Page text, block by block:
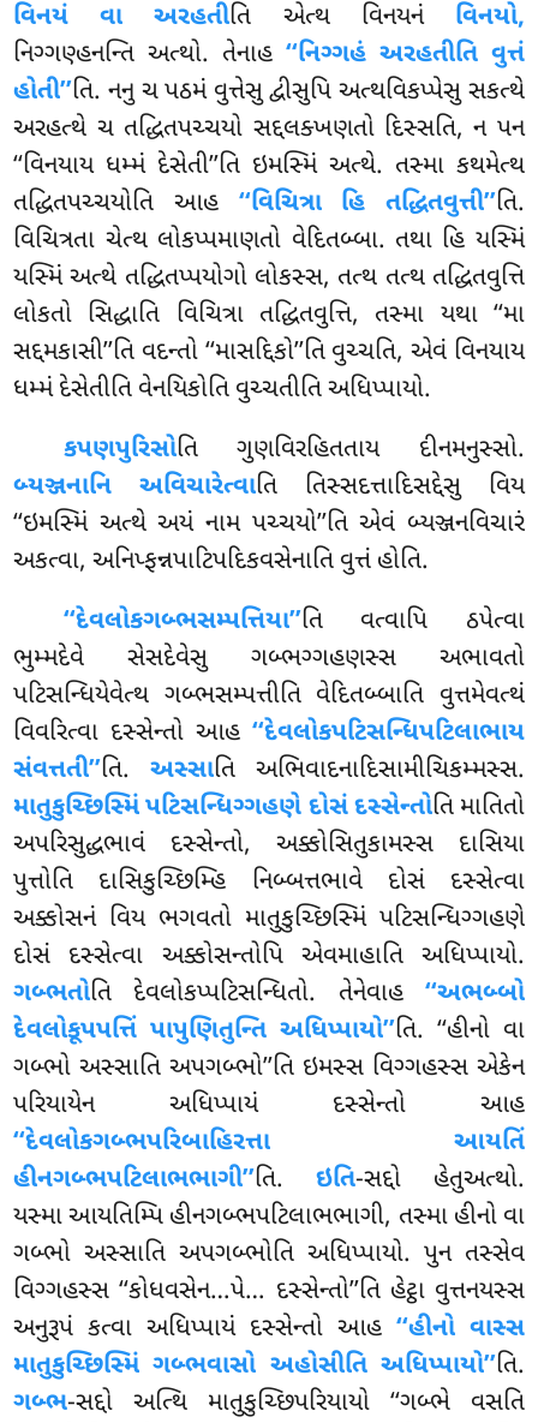
વિનયં વા અરહતીતિ એત્થ વિનયનં વિનયો,
નિગ્ગણ્હનન્તિ અત્થો. તેનાહ ‘‘નિગ્ગહં અરહતીતિ વુત્તં
હોતી’’તિ. નનુ ચ પઠમં વુત્તેસુ દ્વીસુપિ અત્થવિકપ્પેસુ સકત્થે
અરહત્થે ચ તદ્ધિતપચ્ચયો સદ્દલક્ખણતો દિસ્સતિ, ન પન
‘‘વિનયાય ધમ્મં દેસેતી’’તિ ઇમસ્મિં અત્થે. તસ્મા કથમેત્થ
તદ્ધિતપચ્ચયોતિ આહ ‘‘વિચિત્રા હિ તદ્ધિતવુત્તી’’તિ.
વિચિત્રતા ચેત્થ લોકપ્પમાણતો વેદિતબ્બા. તથા હિ યસ્મિં
યસ્મિં અત્થે તદ્ધિતપ્પયોગો લોકસ્સ, તત્થ તત્થ તદ્ધિતવુત્તિ
લોકતો સિદ્ધાતિ વિચિત્રા તદ્ધિતવુત્તિ, તસ્મા યથા ‘‘મા
સદ્દમકાસી’’તિ વદન્તો ‘‘માસદ્દિકો’’તિ વુચ્ચતિ, એવં વિનયાય
ધમ્મં દેસેતીતિ વેનયિકોતિ વુચ્ચતીતિ અધિપ્પાયો.
કપણપુરિસોતિ ગુણવિરહિતતાય દીનમનુસ્સો.
બ્યઞ્જનાનિ અવિચારેત્વાતિ તિસ્સદત્તાદિસદ્દેસુ વિય
‘‘ઇમસ્મિં અત્થે અયં નામ પચ્ચયો’’તિ એવં બ્યઞ્જનવિચારં
અકત્વા, અનિપ્ફન્નપાટિપદિકવસેનાતિ વુત્તં હોતિ.
‘‘દેવલોકગબ્ભસમ્પત્તિયા’’તિ વત્વાપિ ઠપેત્વા
ભુમ્મદેવે સેસદેવેસુ ગબ્ભગ્ગહણસ્સ અભાવતો
પટિસન્ધિયેવેત્થ ગબ્ભસમ્પત્તીતિ વેદિતબ્બાતિ વુત્તમેવત્થં
વિવરિત્વા દસ્સેન્તો આહ ‘‘દેવલોકપટિસન્ધિપટિલાભાય
સંવત્તતી’’તિ. અસ્સાતિ અભિવાદનાદિસામીચિકમ્મસ્સ.
માતુકુચ્છિસ્મિંપટિસન્ધિગ્ગહણે દોસં દસ્સેન્તોતિ માતિતો
અપરિસુદ્ધભાવં દસ્સેન્તો, અક્કોસિતુકામસ્સ દાસિયા
પુત્તોતિ દાસિકુચ્છિમ્હિ નિબ્બત્તભાવે દોસં દસ્સેત્વા
અક્કોસનં વિય ભગવતો માતુકુચ્છિસ્મિં પટિસન્ધિગ્ગહણે
દોસં દસ્સેત્વા અક્કોસન્તોપિ એવમાહાતિ અધિપ્પાયો.
ગબ્ભતોતિ દેવલોકપ્પટિસન્ધિતો. તેનેવાહ ‘‘અભબ્બો
દેવલોકૂપપત્તિં પાપુણિતુન્તિ અધિપ્પાયો’’તિ. ‘‘હીનો વા
ગબ્ભો અસ્સાતિ અપગબ્ભો’’તિ ઇમસ્સ વિગ્ગહસ્સ એકેન
પરિયાયેન અધિપ્પાયં દસ્સેન્તો આહ
‘‘દેવલોકગબ્ભપરિબાહિરત્તા આયતિં
હીનગબ્ભપટિલાભભાગી’’તિ. ઇતિ-સદ્દો હેતુઅત્થો.
યસ્મા આયતિમ્પિ હીનગબ્ભપટિલાભભાગી, તસ્મા હીનો વા
ગબ્ભો અસ્સાતિ અપગબ્ભોતિ અધિપ્પાયો. પુન તસ્સેવ
વિગ્ગહસ્સ ‘‘કોધવસેન…પે… દસ્સેન્તો’’તિ હેટ્ઠા વુત્તનયસ્સ
અનુરૂપં કત્વા અધિપ્પાયં દસ્સેન્તો આહ ‘‘હીનો વાસ્સ
માતુકુચ્છિસ્મિં ગબ્ભવાસો અહોસીતિ અધિપ્પાયો’’તિ.
ગબ્ભ-સદ્દો અત્થિ માતુકુચ્છિપરિયાયો ‘‘ગબ્ભે વસતિ